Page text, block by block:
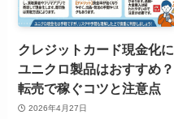
クレジットカード現金化に
ユニクロ製品はおすすめ？
転売で稼ぐコツと注意点
2026年4月27日